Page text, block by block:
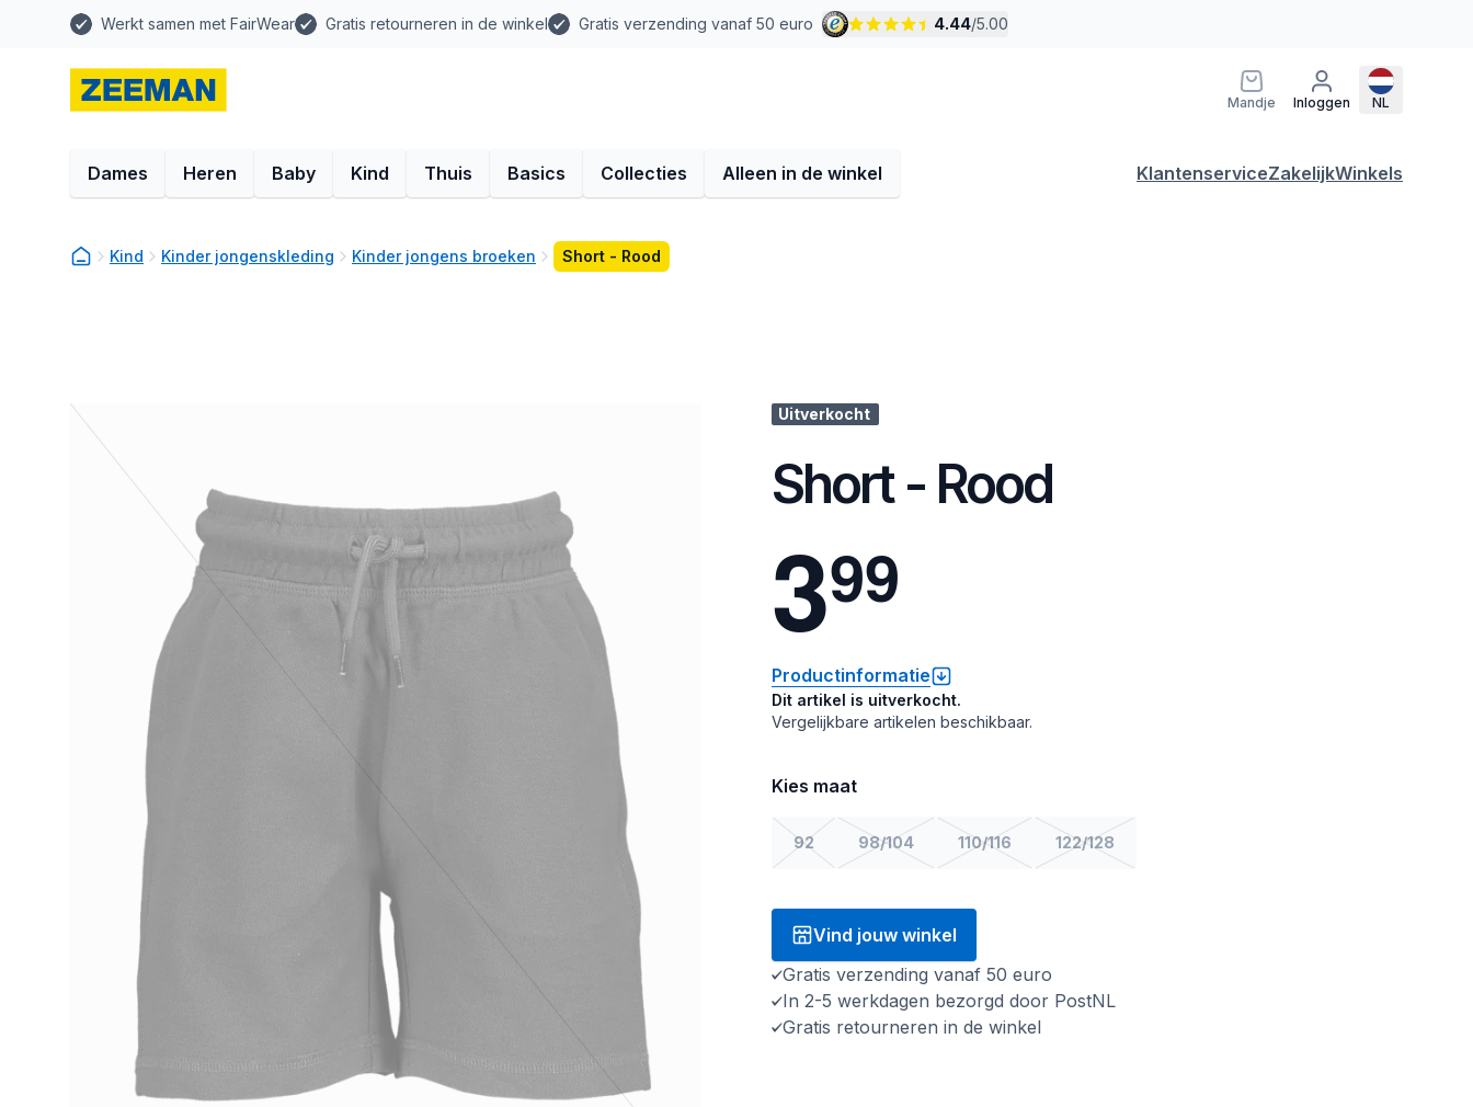
Werkt samen met FairWear Gratis retourneren in de winkel Gratis verzending vanaf 50 euro 4.44/5.00
Mandje Inloggen NL
Dames Heren Baby Kind Thuis Basics Collecties Alleen in de winkel KlantenserviceZakelijkWinkels
Kind Kinder jongenskleding Kinder jongens broeken Short - Rood
Uitverkocht
Short - Rood
399
Productinformatie
Dit artikel is uitverkocht.
Vergelijkbare artikelen beschikbaar.
Kies maat
92 98/104 110/116 122/128
Vind jouw winkel
Gratis verzending vanaf 50 euro
In 2-5 werkdagen bezorgd door PostNL
Gratis retourneren in de winkel